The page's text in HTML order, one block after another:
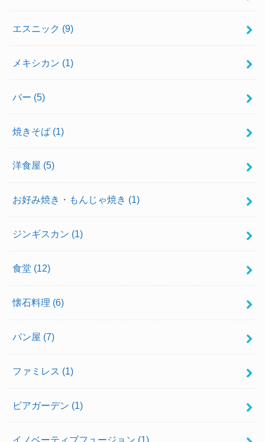
エスニック (9)
メキシカン (1)
バー (5)
焼きそば (1)
洋食屋 (5)
お好み焼き・もんじゃ焼き (1)
ジンギスカン (1)
食堂 (12)
懐石料理 (6)
パン屋 (7)
ファミレス (1)
ビアガーデン (1)
イノベーティブフュージョン (1)